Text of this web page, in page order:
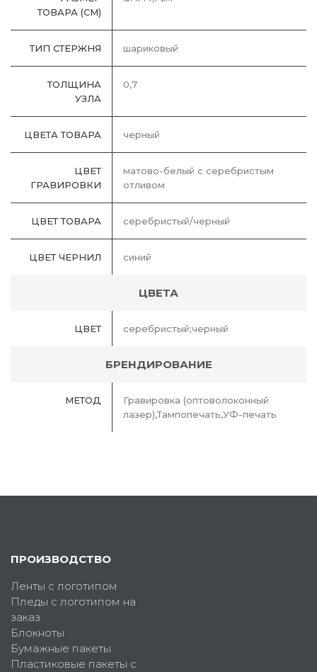
ТОВАРА (СМ)
ТИП СТЕРЖНЯ шариковый
ТОЛЩИНА
УЗЛА
0,7
ЦВЕТА ТОВАРА черный
ЦВЕТ
ГРАВИРОВКИ
матово-белый с серебристым
отливом
ЦВЕТ ТОВАРА серебристый/черный
ЦВЕТ ЧЕРНИЛ синий
ЦВЕТА
ЦВЕТ серебристый;черный
БРЕНДИРОВАНИЕ
МЕТОД
Гравировка (оптоволоконный
лазер),Тампопечать,УФ-печать
ПРОИЗВОДСТВО
Ленты с логотипом
Пледы с логотипом на
заказ
Блокноты
Бумажные пакеты
Пластиковые пакеты с